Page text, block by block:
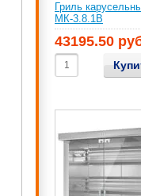
Гриль
МК-3.8.1В
43195.50